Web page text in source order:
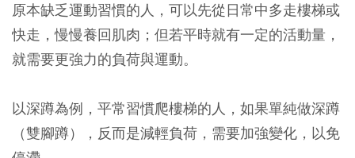
原本缺乏運動習慣的人，可以先從日常中多走樓梯或
快走，慢慢養回肌肉；但若平時就有一定的活動量，
就需要更強力的負荷與運動。
以深蹲為例，平常習慣爬樓梯的人，如果單純做深蹲
（雙腳蹲），反而是減輕負荷，需要加強變化，以免